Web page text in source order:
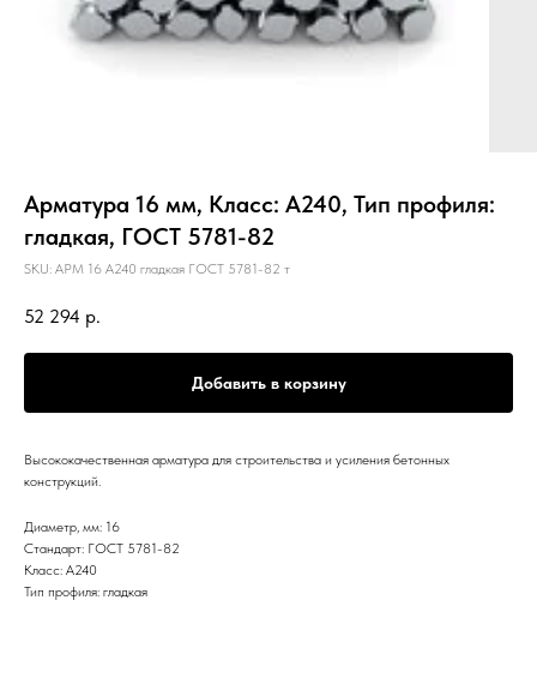
Арматура 16 мм, Класс: А240, Тип профиля:
гладкая, ГОСТ 5781-82
SKU: АРМ 16 А240 гладкая ГОСТ 5781-82 т
52 294 р.
Добавить в корзину
Высококачественная арматура для строительства и усиления бетонных
конструкций.
Диаметр, мм: 16
Стандарт: ГОСТ 5781-82
Класс: А240
Тип профиля: гладкая